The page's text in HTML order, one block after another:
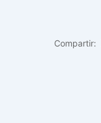
Compartir: